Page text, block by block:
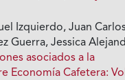
Izquierdo, Juan
Guerra, Jessica
asociados a la
Economía Cafetera: